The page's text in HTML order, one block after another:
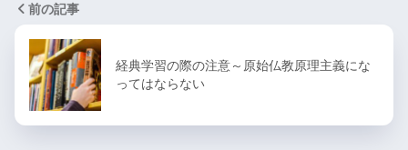
前の記事
経典学習の際の注意～原始仏教原理主義にな
ってはならない